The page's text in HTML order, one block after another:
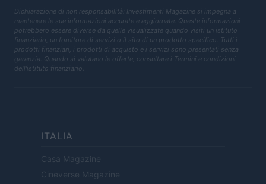
Dichiarazione di non responsabilità: Investimenti Magazine si impegna a
mantenere le sue informazioni accurate e aggiornate. Queste informazioni
potrebbero essere diverse da quelle visualizzate quando visiti un istituto
finanziario, un fornitore di servizi o il sito di un prodotto specifico. Tutti i
prodotti finanziari, i prodotti di acquisto e i servizi sono presentati senza
garanzia. Quando si valutano le offerte, consultare i Termini e condizioni
dell'istituto finanziario.
ITALIA
Casa Magazine
Cineverse Magazine